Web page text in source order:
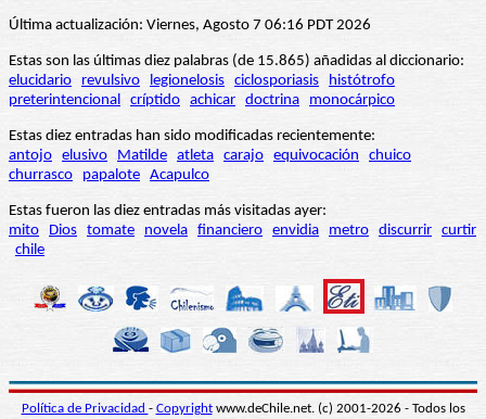
Última actualización: Viernes, Agosto 7 06:16 PDT 2026
Estas son las últimas diez palabras (de 15.865) añadidas al diccionario:
elucidario
revulsivo legionelosis ciclosporiasis
histótrofo
preterintencional críptido achicar doctrina monocárpico
Estas diez entradas han sido modificadas recientemente:
antojo elusivo Matilde atleta carajo equivocación
chuico
churrasco
papalote Acapulco
Estas fueron las diez entradas más visitadas ayer:
mito
Dios tomate novela financiero envidia metro discurrir curtir
chile
Política de Privacidad - Copyrightwww.deChile.net. (c) 2001-2026 - Todos los